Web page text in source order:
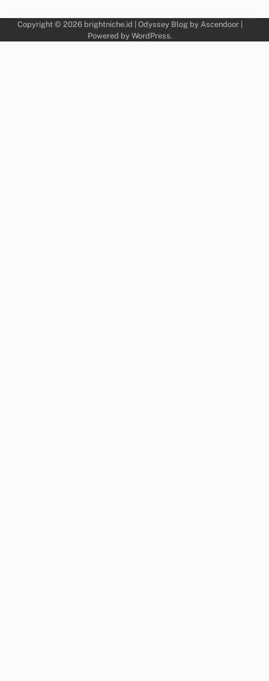
Copyright © 2026 brightniche.id | Odyssey Blog by Ascendoor|
Powered by WordPress.